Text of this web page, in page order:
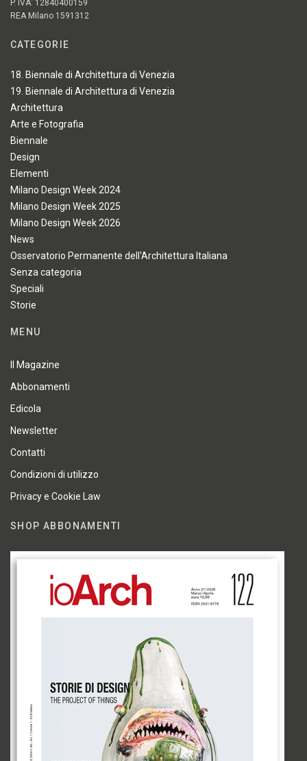
P. IVA: 12840400159
REA Milano 1591312
CATEGORIE
18. Biennale di Architettura di Venezia
19. Biennale di Architettura di Venezia
Architettura
Arte e Fotografia
Biennale
Design
Elementi
Milano Design Week 2024
Milano Design Week 2025
Milano Design Week 2026
News
Osservatorio Permanente dell'Architettura Italiana
Senza categoria
Speciali
Storie
MENU
Il Magazine
Abbonamenti
Edicola
Newsletter
Contatti
Condizioni di utilizzo
Privacy e Cookie Law
SHOP ABBONAMENTI